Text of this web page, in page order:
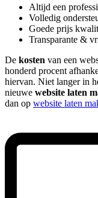
Altijd een
Volledig
Goede prijs
Transparante &
De kosten van een
honderd procent
hiervan. Niet langer in
nieuwe website laten
dan op website laten